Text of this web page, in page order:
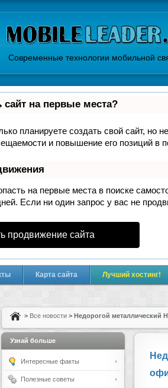
Современные технологии мобильной
сайт на первые места?
планируете создать свой сайт, но
и повышение его позиций в
на первые места в поиске
Если ни один запрос у вас не
продвижение сайта
Карта сайта Лучший хостинг!
> Все новости > Недорогой металлический
Узнай больше
Интересные факты
Полезные советы